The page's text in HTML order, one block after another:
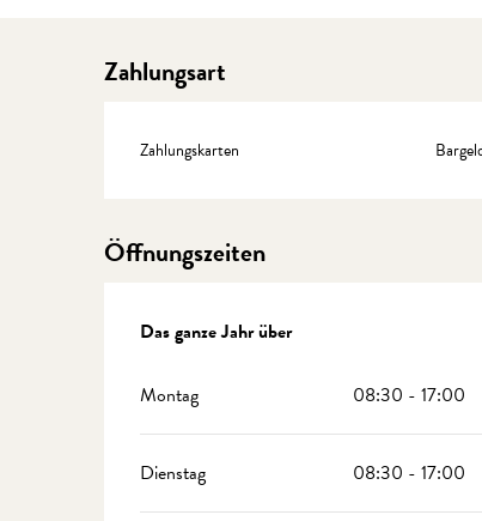
Zahlungsart
Zahlungskarten
Öffnungszeiten
Das ganze Jahr über
Das ganze Jahr über
Montag 08:30 - 17:00
Dienstag 08:30 - 17:00